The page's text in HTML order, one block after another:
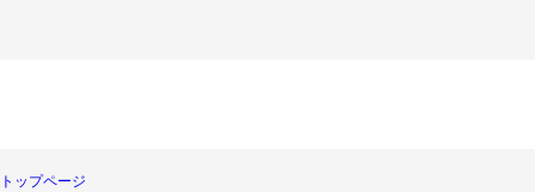
トップページ